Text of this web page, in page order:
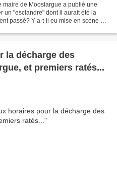
de Mooslargue a publié une
un "esclandre" dont il aurait été la
passé? Y a-t-il eu mise en scène ?
la décharge des
et premiers ratés...